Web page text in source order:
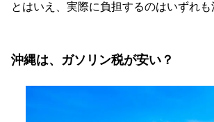
とはいえ、実際に負担するのはいずれも
沖縄は、ガソリン税が安い？